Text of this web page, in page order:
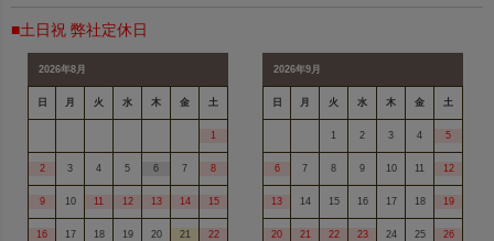
■土日祝 弊社定休日
2026年8月
日 月 火 水 木 金 土
1
2 3 4 5 6 7 8
9 10 11 12 13 14 15
16 17 18 19 20 21 22
2026年9月
日 月 火 水 木 金 土
1 2 3 4 5
6 7 8 9 10 11 12
13 14 15 16 17 18 19
20 21 22 23 24 25 26